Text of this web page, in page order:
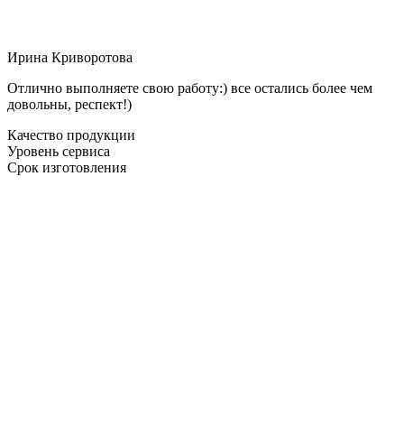
Ирина Криворотова
Отлично выполняете свою работу:) все остались более чем
довольны, респект!)
Качество продукции
Уровень сервиса
Срок изготовления